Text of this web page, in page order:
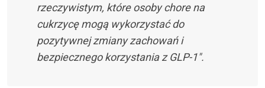
rzeczywistym, które osoby chore na
cukrzycę mogą wykorzystać do
pozytywnej zmiany zachowań i
bezpiecznego korzystania z GLP-1″.